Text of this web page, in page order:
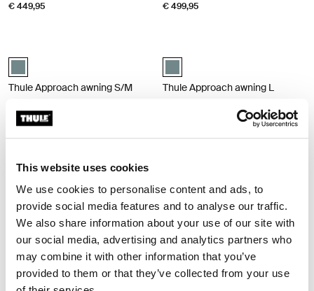
This website uses cookies
We use cookies to personalise content and ads, to
provide social media features and to analyse our traffic.
We also share information about your use of our site with
our social media, advertising and analytics partners who
may combine it with other information that you’ve
provided to them or that they’ve collected from your use
€ 449,95 € 499,95
Mid blue swatch (selected)
Thule Approach awning S/M
Gerecycleerd materiaal
€ 349,95
Mid blue swatch (selected)
Thule Approach awning L
Gerecycleerd materiaal
€ 369,95
Thule Starset tarp weersbescherming zeil Mid blue
Thule Starset tarp Middenblauw (selected)
Thule Starset tarp
weersbescherming zeil
€ 299,95
Thule Outland Awning rolbakluifel
Thule Outland Awning Antraciet
Thule Outland Awning
rolbakluifel 1,90 m antraciet zwart
€ 799,95